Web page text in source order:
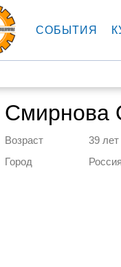
СОБЫТИЯ
Смирнова
Возраст
39 лет
Город